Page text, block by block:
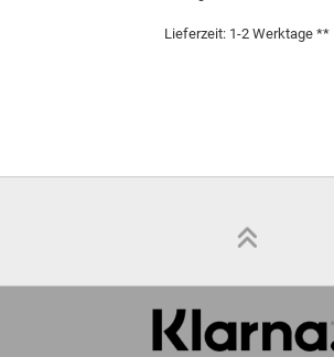
Lieferzeit: 1-2 Werktage **